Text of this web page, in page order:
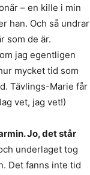
– en kille i min
han. Och så undrar
som de är.
jag egentligen
mycket tid som
Tävlings-Marie får
vet, jag vet!)
Jo, det står
underlaget tog
Det fanns inte tid